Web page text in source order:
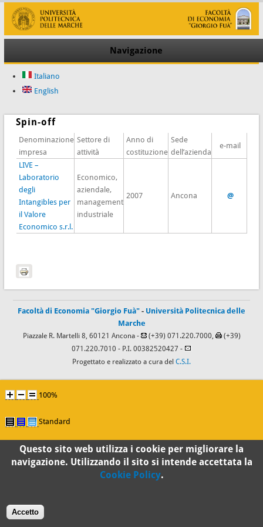
Navigazione
Italiano
English
Spin-off
Denominazione
impresa
Settore di
attività
Anno di
costituzione
Sede
dell’azienda
e-mail
LIVE –
Laboratorio
degli
Intangibles per
il Valore
Economico s.r.l.
Economico,
aziendale,
management
industriale
2007 Ancona @
Facoltà di Economia "Giorgio Fuà" - Università Politecnica delle
Marche
Piazzale R. Martelli 8, 60121 Ancona - (+39) 071.220.7000,
(+39)
071.220.7010 - P.I. 00382520427 -
Progettato e realizzato a cura del C.S.I.
100%
Standard
Questo sito web utilizza i cookie per migliorare la
navigazione. Utilizzando il sito si intende accettata la
Cookie Policy.
Accetto